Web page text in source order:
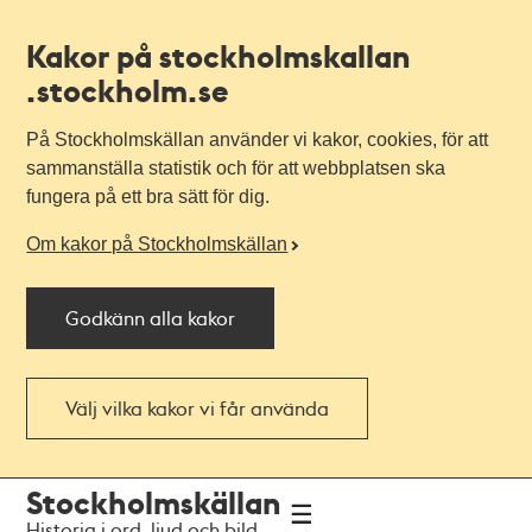
Kakor på stockholmskallan
.stockholm.se
På Stockholmskällan använder vi kakor, cookies, för att
sammanställa statistik och för att webbplatsen ska
fungera på ett bra sätt för dig.
Om kakor på Stockholmskällan
Godkänn alla kakor
Välj vilka kakor vi får använda
navigationen
huvudinnehållet
Stockholmskällan